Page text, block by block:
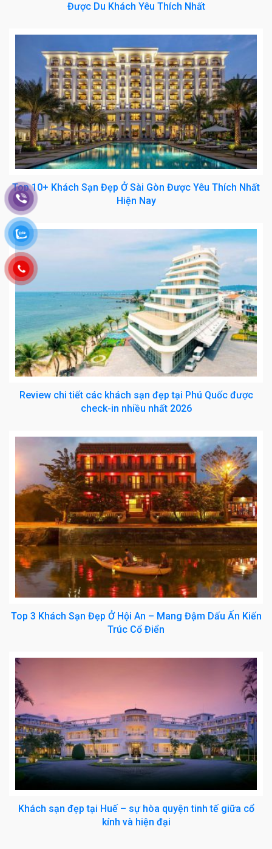
Được Du Khách Yêu Thích Nhất
Top 10+ Khách Sạn Đẹp Ở Sài Gòn Được Yêu Thích Nhất
Hiện Nay
Review chi tiết các khách sạn đẹp tại Phú Quốc được
check-in nhiều nhất 2026
Top 3 Khách Sạn Đẹp Ở Hội An – Mang Đậm Dấu Ấn Kiến
Trúc Cổ Điển
Khách sạn đẹp tại Huế – sự hòa quyện tinh tế giữa cổ
kính và hiện đại